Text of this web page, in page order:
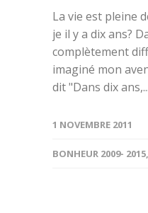
La vie est pleine
je il y a dix ans?
complètement
imaginé mon
dit "Dans dix ans,...
1 NOVEMBRE 2011
BONHEUR 2009- 2015,